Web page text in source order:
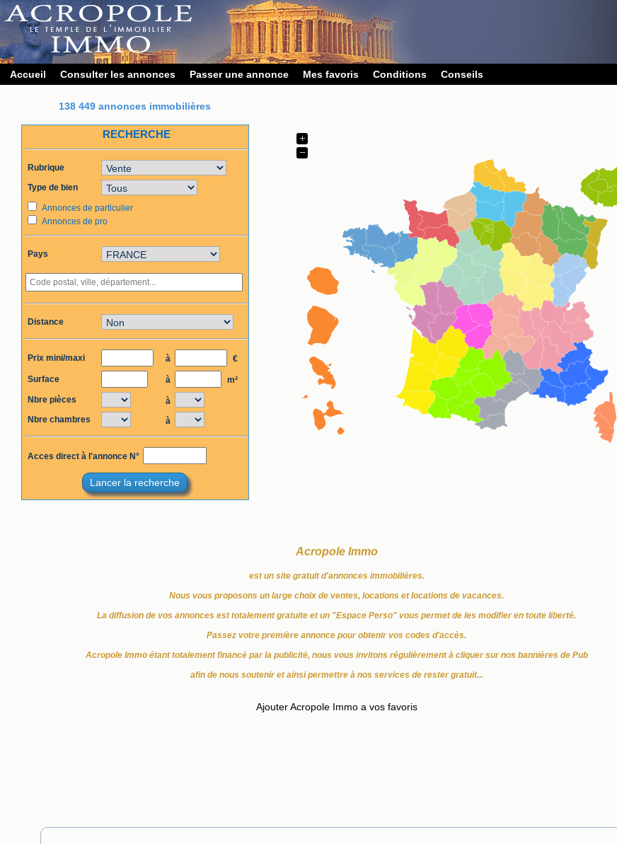
Accueil Consulter les annonces Passer une annonce Mes favoris Conditions Conseils
138 449 annonces immobilières
RECHERCHE
Rubrique
Type de bien
Annonces de particulier
Annonces de pro
Pays
Distance
Prix mini/maxi à €
Surface à
m²
Nbre pièces
à
Nbre chambres
à
Acces direct à l'annonce N°
Lancer la recherche
+
−
Acropole Immo
est un site gratuit d'annonces immobilières.
Nous vous proposons un large choix de ventes, locations et locations de vacances.
La diffusion de vos annonces est totalement gratuite et un "Espace Perso" vous permet de les modifier en toute liberté.
Passez votre première annonce pour obtenir vos codes d'accès.
Acropole Immo étant totalement financé par la publicité, nous vous invitons régulièrement à cliquer sur nos bannières de Pub
afin de nous soutenir et ainsi permettre à nos services de rester gratuit...
Ajouter Acropole Immo a vos favoris